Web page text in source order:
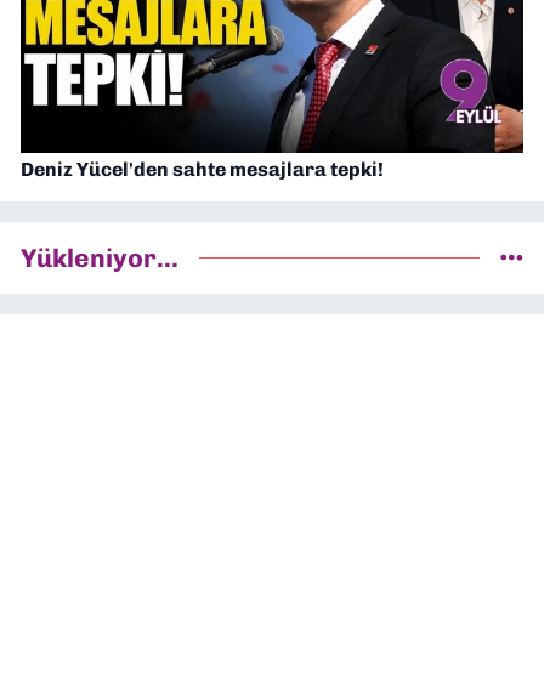
Deniz Yücel'den sahte mesajlara tepki!
Yükleniyor...